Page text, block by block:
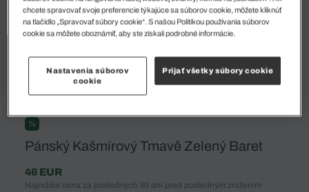
%
Pánský Kašmírový Tmavě Zelený Baret
46 EUR
Najnižšia cena za posledných 30 dní pred posledným znížením
chcete spravovať svoje preferencie týkajúce sa súborov cookie, môžete kliknúť
na tlačidlo „Spravovať súbory cookie“. S našou Politikou používania súborov
cookie sa môžete oboznámiť, aby ste získali podrobné informácie.
Nastavenia súborov
cookie
Prijať všetky súbory cookie